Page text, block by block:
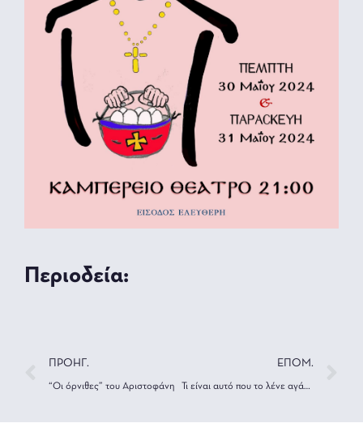
Περιοδεία:
ΠΡΟΗΓ.
“Οι όρνιθες” του Αριστοφάνη
ΕΠΟΜ.
Τι είναι αυτό που το λένε αγάπη;